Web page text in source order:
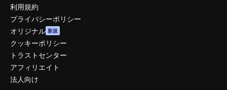
利用規約
プライバシーポリシー
オリジナル 新規
クッキーポリシー
トラストセンター
アフィリエイト
法人向け